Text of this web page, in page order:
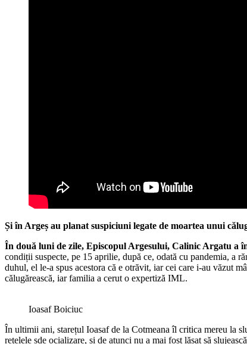
Și în Argeș au planat suspiciuni legate de moartea unui
În două luni de zile, Episcopul Argesului, Calinic Argatu a
condiții suspecte, pe 15 aprilie, după ce, odată cu pandemia, a
duhul, el le-a spus acestora că e otrăvit, iar cei care i-au văzut
călugărească, iar familia a cerut o expertiză IML.
Ioasaf Boiciuc
În ultimii ani, starețul Ioasaf de la Cotmeana îl critica mereu la
rețelele sde ocializare, și de atunci nu a mai fost lăsat să